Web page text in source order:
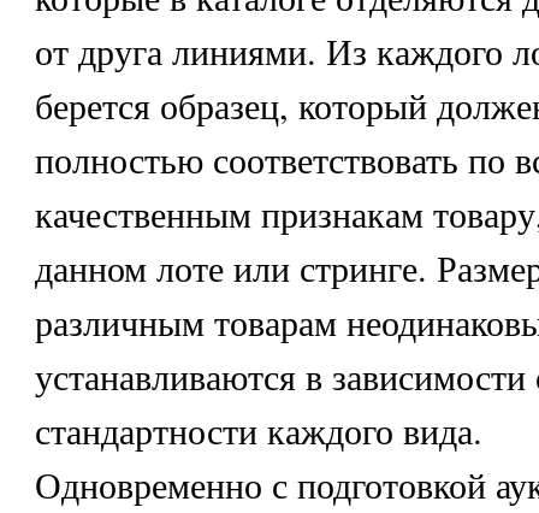
от друга линиями. Из каждого
берется образец, который
полностью соответствовать по
качественным признакам
данном лоте или стринге.
различным товарам
устанавливаются в
стандартности каждого вида.
Одновременно с подготовкой